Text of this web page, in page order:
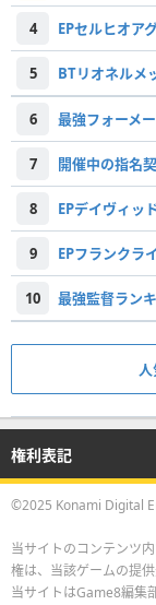
4
5 BTリオネルメ
6 最強フォーメ
7 開催中の指名
8
9
10 最強監督ラン
権利表記
©2025 Konami Digital
当サイトのコンテンツ
権は、当該ゲームの提供
当サイトはGame8編集